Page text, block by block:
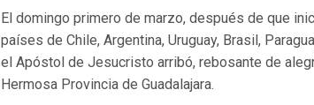
El domingo primero de marzo, después de que
países de Chile, Argentina, Uruguay, Brasil,
el Apóstol de Jesucristo arribó, rebosante de
Hermosa Provincia de Guadalajara.